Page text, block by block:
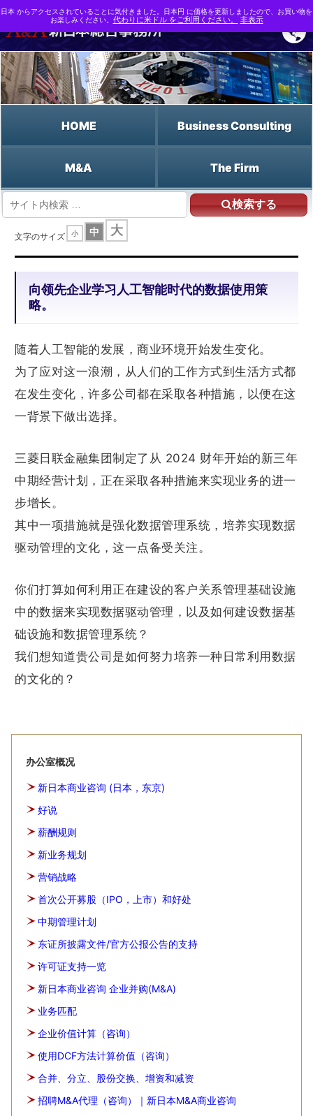
HOME Business Consulting
M&A The Firm
検索する
向领先企业学习人工智能时代的数据使用策略。
文字のサイズ
小 中 大
向领先企业学习人工智能时代的数据使用策
略。
随着人工智能的发展，商业环境开始发生变化。
为了应对这一浪潮，从人们的工作方式到生活方式都
在发生变化，许多公司都在采取各种措施，以便在这
一背景下做出选择。
三菱日联金融集团制定了从 2024 财年开始的新三年
中期经营计划，正在采取各种措施来实现业务的进一
步增长。
其中一项措施就是强化数据管理系统，培养实现数据
驱动管理的文化，这一点备受关注。
你们打算如何利用正在建设的客户关系管理基础设施
中的数据来实现数据驱动管理，以及如何建设数据基
础设施和数据管理系统？
我们想知道贵公司是如何努力培养一种日常利用数据
的文化的？
办公室概况
新日本商业咨询 (日本，东京)
好说
薪酬规则
新业务规划
营销战略
首次公开募股（IPO，上市）和好处
中期管理计划
东证所披露文件/官方公报公告的支持
许可证支持一览
新日本商业咨询 企业并购(M&A)
业务匹配
企业价值计算（咨询）
使用DCF方法计算价值（咨询）
合并、分立、股份交换、增资和减资
招聘M&A代理（咨询）｜新日本M&A商业咨询
日本 からアクセスされていることに気付きました。日本円 に価格を更新しましたので、お買い物を
お楽しみください。 代わりに米ドル をご利用ください。 非表示